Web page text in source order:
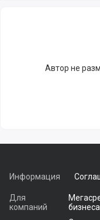
Автор не
Информация
Для
компаний
бизнеса